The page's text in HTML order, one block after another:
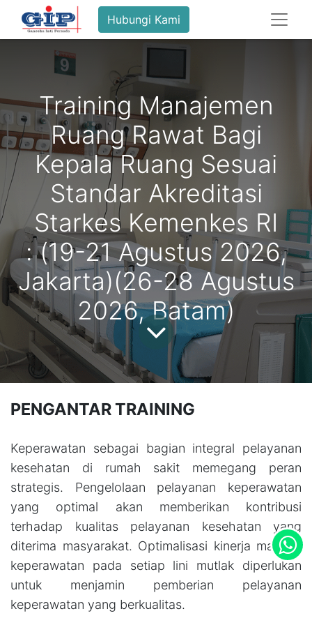
Hubungi Kami
Training Manajemen
Ruang Rawat Bagi
Kepala Ruang Sesuai
Standar Akreditasi
Starkes Kemenkes RI
: (19-21 Agustus 2026,
Jakarta)(26-28 Agustus
2026, Batam)
PENGANTAR TRAINING
Keperawatan sebagai bagian integral pelayanan
kesehatan di rumah sakit memegang peran
strategis. Pengelolaan pelayanan keperawatan
yang optimal akan memberikan kontribusi
terhadap kualitas pelayanan kesehatan yang
diterima masyarakat. Optimalisasi kinerja manajer
keperawatan pada setiap lini mutlak diperlukan
untuk menjamin pemberian pelayanan
keperawatan yang berkualitas.